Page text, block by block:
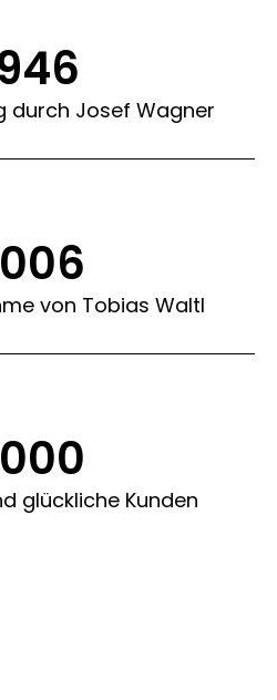
durch Josef Wagner
von Tobias Waltl
glückliche Kunden